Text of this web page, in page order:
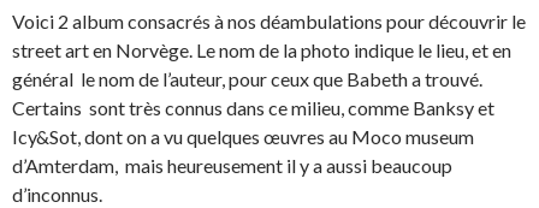
Voici 2 album consacrés à nos déambulations pour découvrir le
street art en Norvège. Le nom de la photo indique le lieu, et en
général le nom de l’auteur, pour ceux que Babeth a trouvé.
Certains sont très connus dans ce milieu, comme Banksy et
Icy&Sot, dont on a vu quelques œuvres au Moco museum
d’Amterdam, mais heureusement il y a aussi beaucoup
d’inconnus.